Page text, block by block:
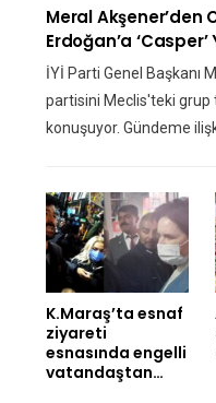
Meral Akşener’den
Erdoğan’a ‘Casper’
İYİ Parti Genel Başkanı
partisini Meclis'teki grup
konuşuyor. Gündeme
K.Maraş’ta esnaf
ziyareti
esnasında engelli
vatandaştan…